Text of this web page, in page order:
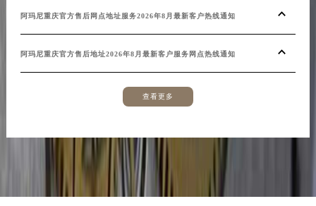
阿玛尼重庆官方售后网点地址服务2026年8月最新客户热线通知
阿玛尼重庆官方售后地址2026年8月最新客户服务网点热线通知
查看更多